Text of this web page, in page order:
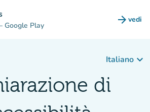
Google Play arrow_forward vedi
Italiano keyboard_arrow_down
di